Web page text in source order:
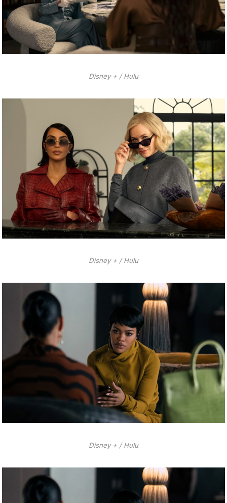
Disney + / Hulu
Disney + / Hulu
Disney + / Hulu